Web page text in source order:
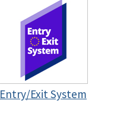
Entry/Exit System